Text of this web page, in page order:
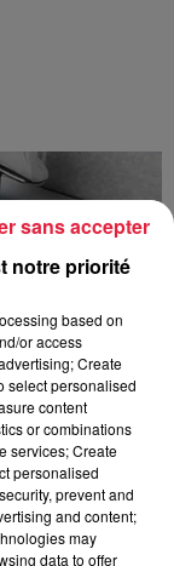
notre priorité
based on
or access
Create
select personalised
content
or combinations
services; Create
personalised
prevent and
and content;
may
data to offer
sans accepter